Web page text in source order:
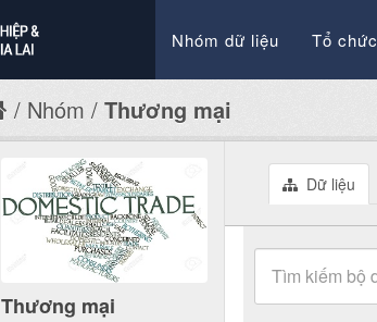
Nhóm dữ liệu Tổ chức
Nhóm Thương mại
Dữ liệu
Thương mại